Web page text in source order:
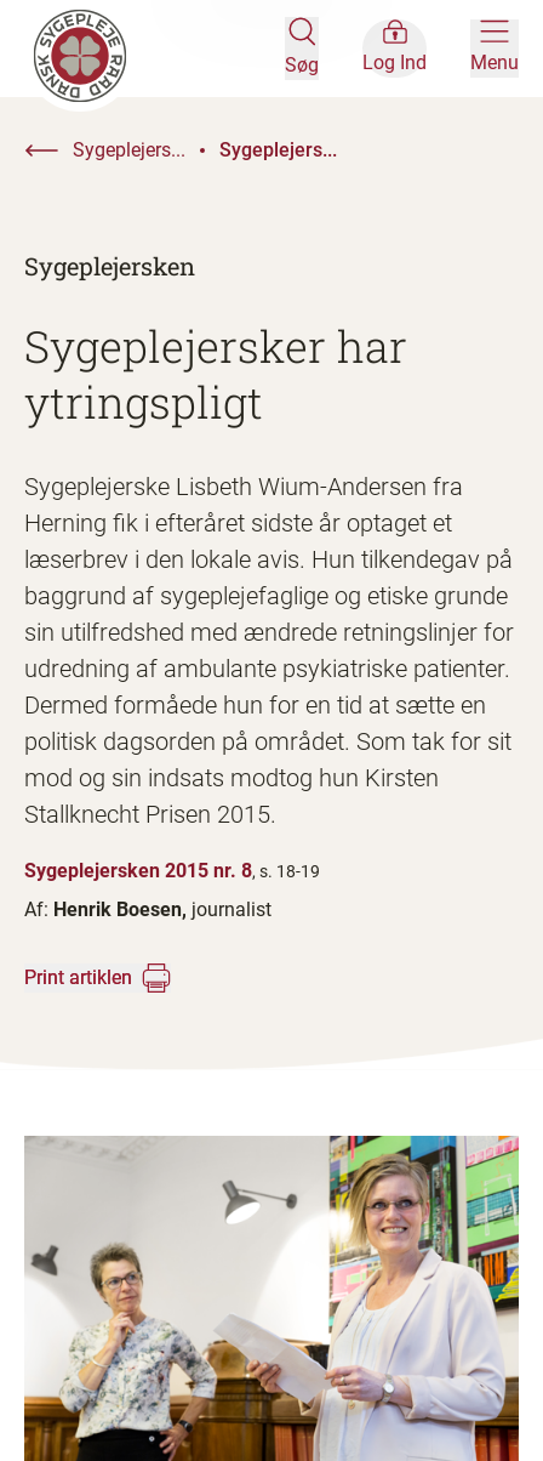
Søg Log Ind Menu
Sygeplejers... Sygeplejers...
Sygeplejersken
Sygeplejersker har
ytringspligt
Sygeplejerske Lisbeth Wium-Andersen fra
Herning fik i efteråret sidste år optaget et
læserbrev i den lokale avis. Hun tilkendegav på
baggrund af sygeplejefaglige og etiske grunde
sin utilfredshed med ændrede retningslinjer for
udredning af ambulante psykiatriske patienter.
Dermed formåede hun for en tid at sætte en
politisk dagsorden på området. Som tak for sit
mod og sin indsats modtog hun Kirsten
Stallknecht Prisen 2015.
Sygeplejersken 2015 nr. 8, s. 18-19
Af: Henrik Boesen, journalist
Print artiklen